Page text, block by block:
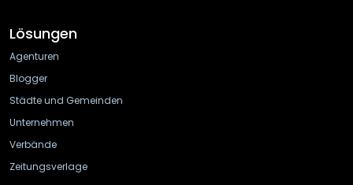
Lösungen
Agenturen
Blogger
Städte und Gemeinden
Unternehmen
Verbände
Zeitungsverlage